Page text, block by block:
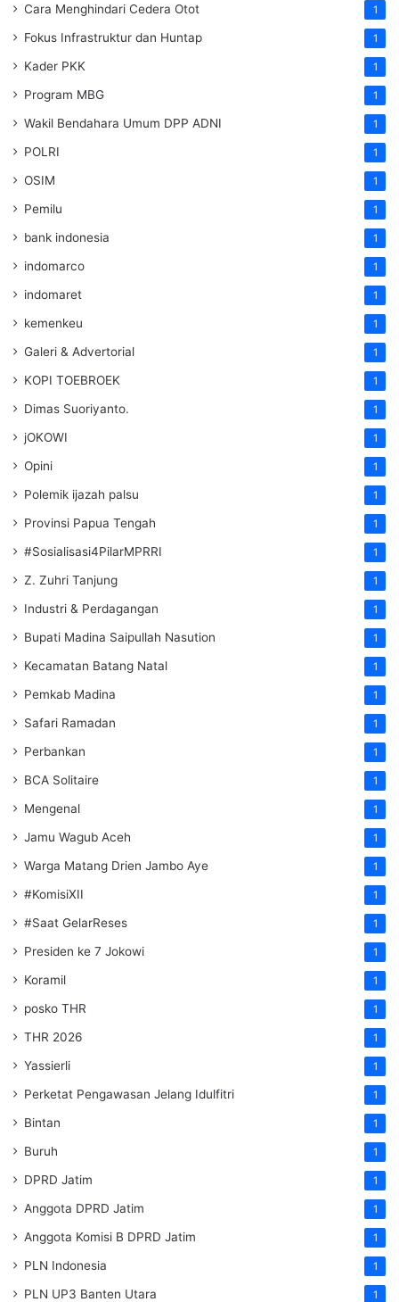
Cara Menghindari Cedera Otot 1
Fokus Infrastruktur dan Huntap 1
Kader PKK 1
Program MBG 1
Wakil Bendahara Umum DPP ADNI 1
POLRI 1
OSIM 1
Pemilu 1
bank indonesia 1
indomarco 1
indomaret 1
kemenkeu 1
Galeri & Advertorial 1
KOPI TOEBROEK 1
Dimas Suoriyanto. 1
jOKOWI 1
Opini 1
Polemik ijazah palsu 1
Provinsi Papua Tengah 1
#Sosialisasi4PilarMPRRI 1
Z. Zuhri Tanjung 1
Industri & Perdagangan 1
Bupati Madina Saipullah Nasution 1
Kecamatan Batang Natal 1
Pemkab Madina 1
Safari Ramadan 1
Perbankan 1
BCA Solitaire 1
Mengenal 1
Jamu Wagub Aceh 1
Warga Matang Drien Jambo Aye 1
#KomisiXII 1
#Saat GelarReses 1
Presiden ke 7 Jokowi 1
Koramil 1
posko THR 1
THR 2026 1
Yassierli 1
Perketat Pengawasan Jelang Idulfitri 1
Bintan 1
Buruh 1
DPRD Jatim 1
Anggota DPRD Jatim 1
Anggota Komisi B DPRD Jatim 1
PLN Indonesia 1
PLN UP3 Banten Utara 1